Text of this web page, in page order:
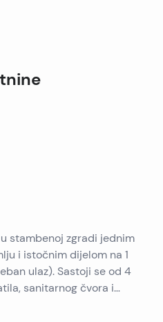
stambenoj zgradi jednim
i istočnim dijelom na 1
ulaz). Sastoji se od 4
sanitarnog čvora i